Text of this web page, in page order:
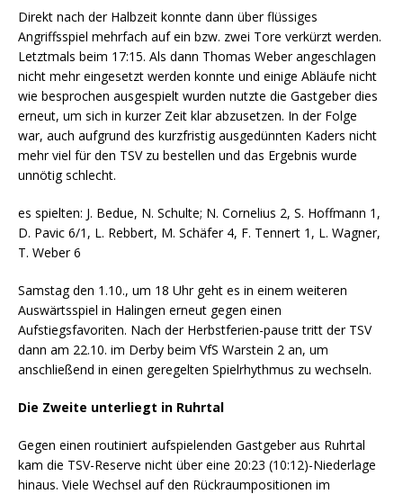
Direkt nach der Halbzeit konnte dann über flüssiges
Angriffsspiel mehrfach auf ein bzw. zwei Tore verkürzt werden.
Letztmals beim 17:15. Als dann Thomas Weber angeschlagen
nicht mehr eingesetzt werden konnte und einige Abläufe nicht
wie besprochen ausgespielt wurden nutzte die Gastgeber dies
erneut, um sich in kurzer Zeit klar abzusetzen. In der Folge
war, auch aufgrund des kurzfristig ausgedünnten Kaders nicht
mehr viel für den TSV zu bestellen und das Ergebnis wurde
unnötig schlecht.
es spielten: J. Bedue, N. Schulte; N. Cornelius 2, S. Hoffmann 1,
D. Pavic 6/1, L. Rebbert, M. Schäfer 4, F. Tennert 1, L. Wagner,
T. Weber 6
Samstag den 1.10., um 18 Uhr geht es in einem weiteren
Auswärtsspiel in Halingen erneut gegen einen
Aufstiegsfavoriten. Nach der Herbstferien-pause tritt der TSV
dann am 22.10. im Derby beim VfS Warstein 2 an, um
anschließend in einen geregelten Spielrhythmus zu wechseln.
Die Zweite unterliegt in Ruhrtal
Gegen einen routiniert aufspielenden Gastgeber aus Ruhrtal
kam die TSV-Reserve nicht über eine 20:23 (10:12)-Niederlage
hinaus. Viele Wechsel auf den Rückraumpositionen im